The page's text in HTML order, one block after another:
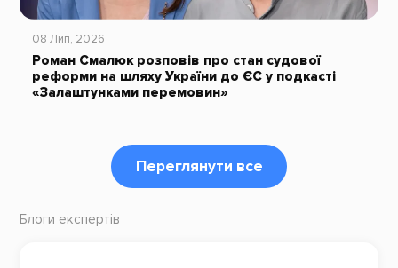
08 Лип, 2026
Роман Смалюк розповів про стан судової
реформи на шляху України до ЄС у подкасті
«Залаштунками перемовин»
Переглянути все
Блоги експертів